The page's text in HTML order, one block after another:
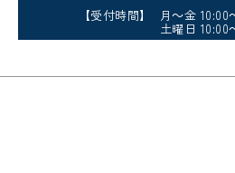
【受付時間】 月～金 10:00
土曜日 10:00